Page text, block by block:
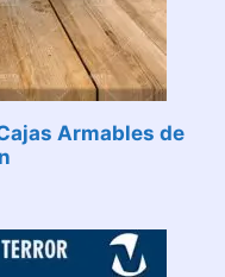
Armables de